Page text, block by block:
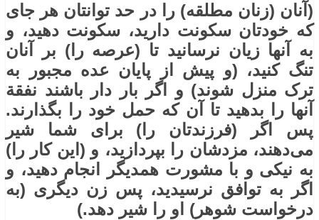
(آنان (زنان مطلقه) را در حد توانتان هر جای
که خودتان سکونت دارید، سکونت دهید، و
به آنها زیان نرسانید تا (عرصه را) بر آنان
تنگ کنید، (و پیش از پایان عده مجبور به
ترک منزل شوند) و اگر بار دار باشند نفقة
آنها را بدهید تا آن که حمل خود را بگذارند.
پس اگر (فرزندتان را) برای شما شیر
می‌دهند، مزدشان را بپردازید، و (این کار را)
به نیکی و با مشورت همدیگر انجام دهید، و
اگر به توافق نرسیدید، پس زن دیگری (به
درخواست شوهر) او را شیر دهد.)